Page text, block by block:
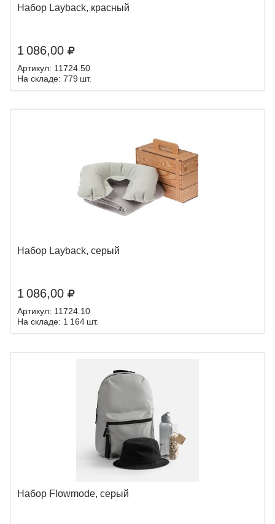
Набор Layback, красный
1 086,00
Артикул: 11724.50
На складе: 779 шт.
Набор Layback, серый
1 086,00
Артикул: 11724.10
На складе: 1 164 шт.
Набор Flowmode, серый